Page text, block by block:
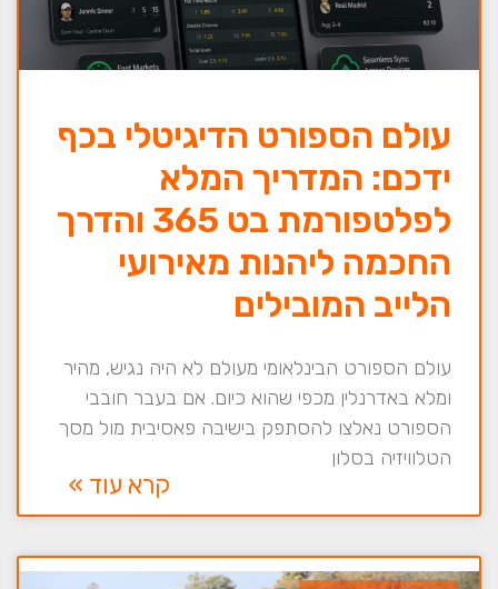
עולם הספורט הדיגיטלי בכף
ידכם: המדריך המלא
לפלטפורמת בט 365 והדרך
החכמה ליהנות מאירועי
הלייב המובילים
עולם הספורט הבינלאומי מעולם לא היה נגיש, מהיר
ומלא באדרנלין מכפי שהוא כיום. אם בעבר חובבי
הספורט נאלצו להסתפק בישיבה פאסיבית מול מסך
הטלוויזיה בסלון
קרא עוד »